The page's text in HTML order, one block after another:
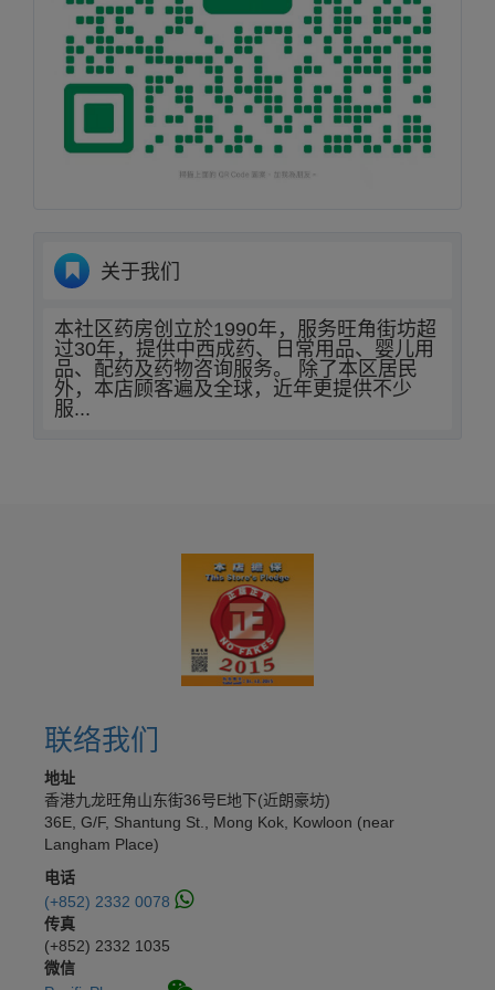
关于我们
本社区药房创立於1990年，服务旺角街坊超
过30年，提供中西成药、日常用品、婴儿用
品、配药及药物咨询服务。 除了本区居民
外，本店顾客遍及全球，近年更提供不少
服...
联络我们
地址
香港九龙旺角山东街36号E地下(近朗豪坊)
36E, G/F, Shantung St., Mong Kok, Kowloon (near
Langham Place)
电话
(+852) 2332 0078
传真
(+852) 2332 1035
微信